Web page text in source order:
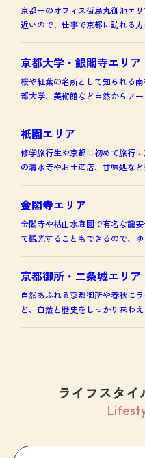
京都一のオフィス街烏丸御池エ
近いので、仕事で京都に訪れる方
京都大学・銀閣寺エリア
桜や紅葉の名所として知られる
都大学、美術館など自然からア
祇園エリア
修学旅行生や京都に初めて旅行
の清水寺やお土産店、甘味処など
金閣寺エリア
金閣寺や枯山水庭園で有名な龍
て観光することもできるので、
京都御所・二条城エリア
自然あふれる京都御所や春秋に
ど、自然と歴史をしっかり味わ
ライフスタ